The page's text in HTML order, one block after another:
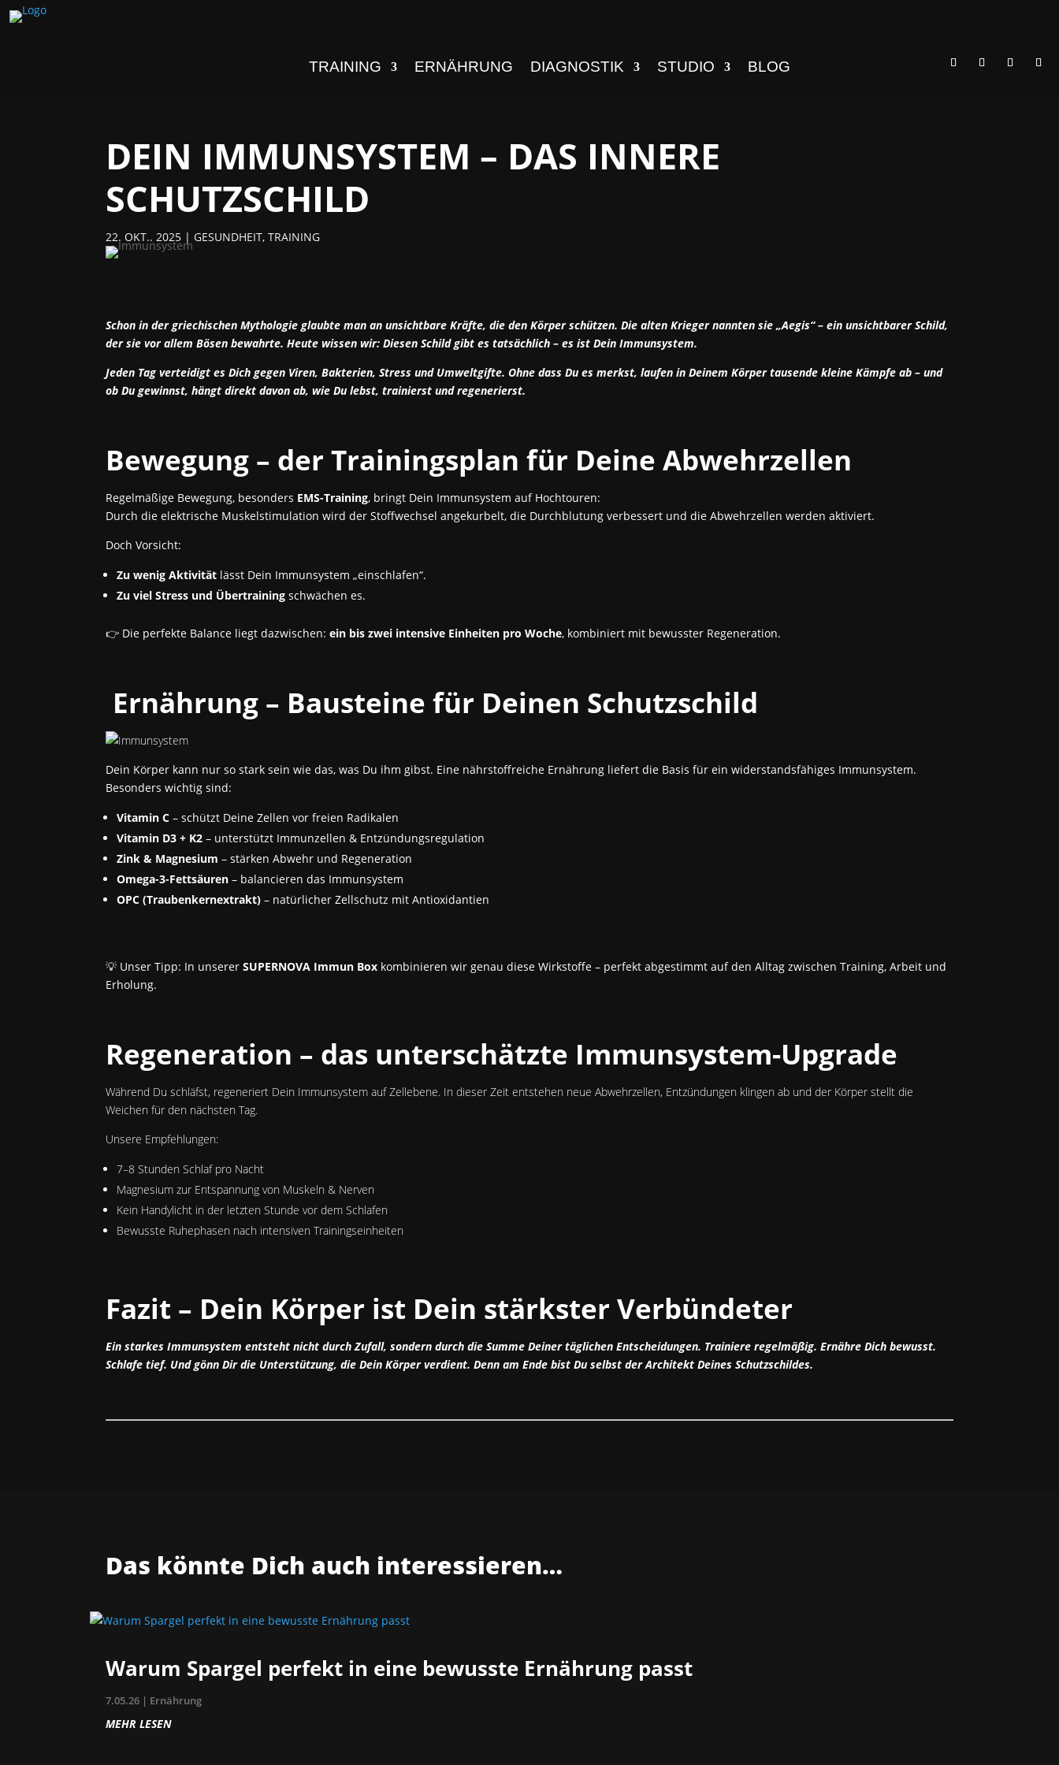
TRAINING ERNÄHRUNG DIAGNOSTIK STUDIO BLOG
DEIN IMMUNSYSTEM – DAS INNERE
SCHUTZSCHILD
22. OKT.. 2025 |GESUNDHEIT,TRAINING
Schon in der griechischen Mythologie glaubte man an unsichtbare Kräfte, die den Körper schützen. Die alten Krieger nannten sie „Aegis“ – ein unsichtbarer Schild,
der sie vor allem Bösen bewahrte. Heute wissen wir: Diesen Schild gibt es tatsächlich – es ist Dein Immunsystem.
Jeden Tag verteidigt es Dich gegen Viren, Bakterien, Stress und Umweltgifte. Ohne dass Du es merkst, laufen in Deinem Körper tausende kleine Kämpfe ab – und
ob Du gewinnst, hängt direkt davon ab, wie Du lebst, trainierst und regenerierst.
Bewegung – der Trainingsplan für Deine Abwehrzellen
Regelmäßige Bewegung, besonders EMS-Training, bringt Dein Immunsystem auf Hochtouren:
Durch die elektrische Muskelstimulation wird der Stoffwechsel angekurbelt, die Durchblutung verbessert und die Abwehrzellen werden aktiviert.
Doch Vorsicht:
Zu wenig Aktivität lässt Dein Immunsystem „einschlafen“.
Zu viel Stress und Übertraining schwächen es.
👉 Die perfekte Balance liegt dazwischen:ein bis zwei intensive Einheiten pro Woche, kombiniert mit bewusster Regeneration.
Ernährung – Bausteine für Deinen Schutzschild
Dein Körper kann nur so stark sein wie das, was Du ihm gibst. Eine nährstoffreiche Ernährung liefert die Basis für ein widerstandsfähiges Immunsystem.
Besonders wichtig sind:
Vitamin C – schützt Deine Zellen vor freien Radikalen
Vitamin D3 + K2 – unterstützt Immunzellen & Entzündungsregulation
Zink & Magnesium – stärken Abwehr und Regeneration
Omega-3-Fettsäuren – balancieren das Immunsystem
OPC (Traubenkernextrakt) – natürlicher Zellschutz mit Antioxidantien
💡 Unser Tipp: In unsererSUPERNOVA Immun Box kombinieren wir genau diese Wirkstoffe – perfekt abgestimmt auf den Alltag zwischen Training, Arbeit und
Erholung.
Regeneration – das unterschätzte Immunsystem-Upgrade
Während Du schläfst, regeneriert Dein Immunsystem auf Zellebene. In dieser Zeit entstehen neue Abwehrzellen, Entzündungen klingen ab und der Körper stellt die
Weichen für den nächsten Tag.
Unsere Empfehlungen:
7–8 Stunden Schlaf pro Nacht
Magnesium zur Entspannung von Muskeln & Nerven
Kein Handylicht in der letzten Stunde vor dem Schlafen
Bewusste Ruhephasen nach intensiven Trainingseinheiten
Fazit – Dein Körper ist Dein stärkster Verbündeter
Ein starkes Immunsystem entsteht nicht durch Zufall, sondern durch die Summe Deiner täglichen Entscheidungen. Trainiere regelmäßig. Ernähre Dich bewusst.
Schlafe tief. Und gönn Dir die Unterstützung, die Dein Körper verdient. Denn am Ende bist Du selbst der Architekt Deines Schutzschildes.
Das könnte Dich auch interessieren…
Warum Spargel perfekt in eine bewusste Ernährung passt
7.05.26 | Ernährung
MEHR LESEN